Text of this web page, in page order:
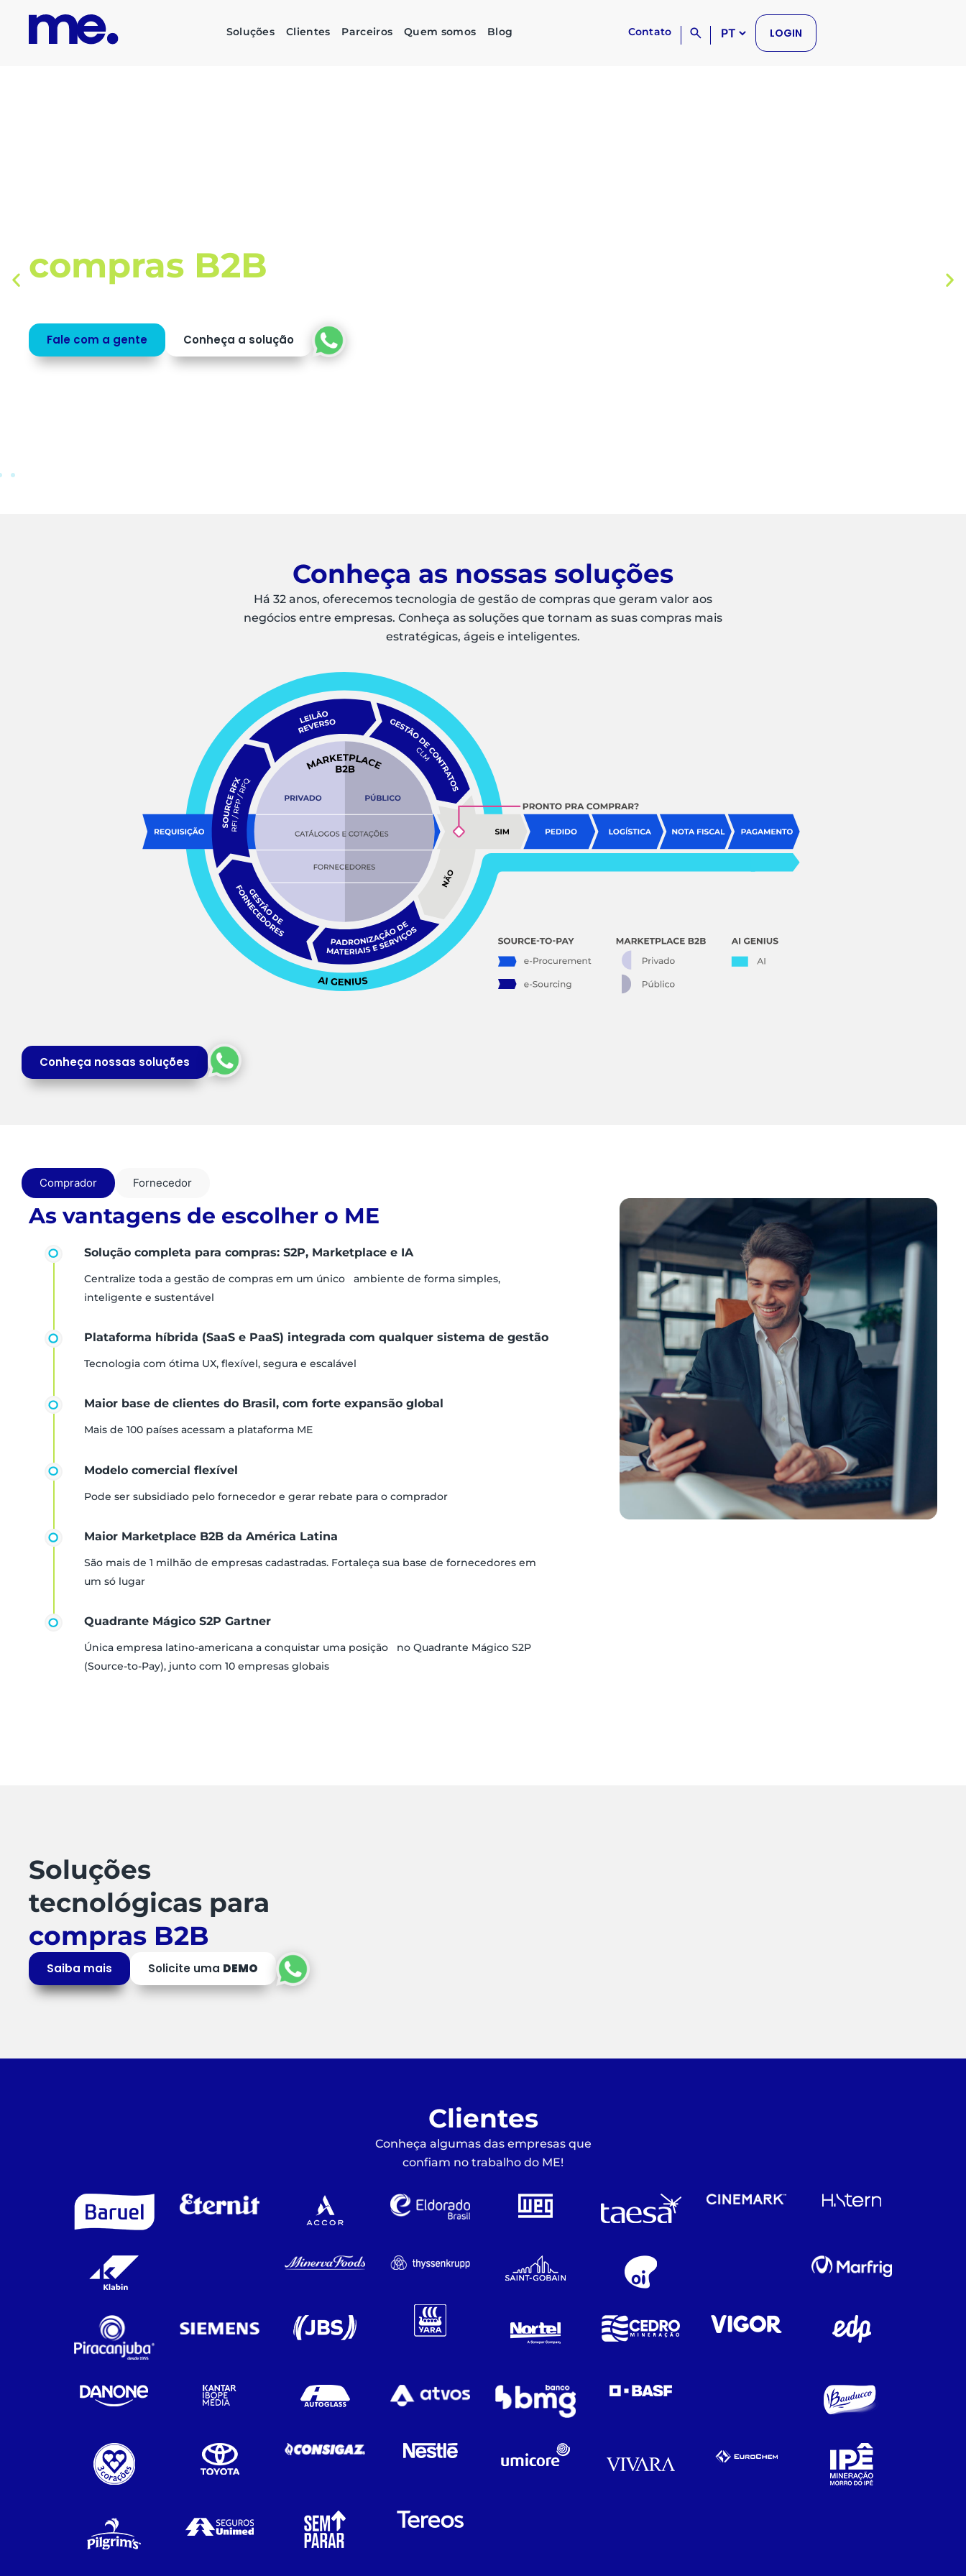
Soluções Clientes Parceiros Quem somos Blog Contato LOGIN
inteligente e sustentável
profissionais para o que mais agrega valor ao
negócio.
Saiba mais Peça umaDEMO
Conheça as nossas soluções
Há 32 anos, oferecemos tecnologia de gestão de compras que geram valor aos
negócios entre empresas. Conheça as soluções que tornam as suas compras mais
estratégicas, ágeis e inteligentes.
Conheça nossas soluções
Comprador Fornecedor
As vantagens de escolher o ME
Solução completa para compras: S2P, Marketplace e IA
Centralize toda a gestão de compras em um único ambiente de forma simples,
inteligente e sustentável
Plataforma híbrida (SaaS e PaaS) integrada com qualquer sistema de gestão
Tecnologia com ótima UX, flexível, segura e escalável
Maior base de clientes do Brasil, com forte expansão global
Mais de 100 países acessam a plataforma ME
Modelo comercial flexível
Pode ser subsidiado pelo fornecedor e gerar rebate para o comprador
Maior Marketplace B2B da América Latina
São mais de 1 milhão de empresas cadastradas. Fortaleça sua base de fornecedores em
um só lugar
Quadrante Mágico S2P Gartner
Única empresa latino-americana a conquistar uma posição no Quadrante Mágico S2P
(Source-to-Pay), junto com 10 empresas globais
Soluções
tecnológicas para
compras B2B
Saiba mais Solicite uma DEMO
Clientes
Conheça algumas das empresas que
confiam no trabalho do ME!